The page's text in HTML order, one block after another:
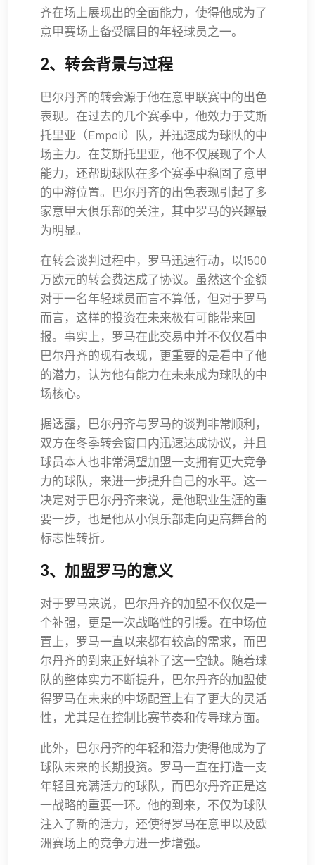
齐在场上展现出的全面能力，使得他成为了
意甲赛场上备受瞩目的年轻球员之一。
2、转会背景与过程
巴尔丹齐的转会源于他在意甲联赛中的出色
表现。在过去的几个赛季中，他效力于艾斯
托里亚（Empoli）队，并迅速成为球队的中
场主力。在艾斯托里亚，他不仅展现了个人
能力，还帮助球队在多个赛季中稳固了意甲
的中游位置。巴尔丹齐的出色表现引起了多
家意甲大俱乐部的关注，其中罗马的兴趣最
为明显。
在转会谈判过程中，罗马迅速行动，以1500
万欧元的转会费达成了协议。虽然这个金额
对于一名年轻球员而言不算低，但对于罗马
而言，这样的投资在未来极有可能带来回
报。事实上，罗马在此交易中并不仅仅看中
巴尔丹齐的现有表现，更重要的是看中了他
的潜力，认为他有能力在未来成为球队的中
场核心。
据透露，巴尔丹齐与罗马的谈判非常顺利，
双方在冬季转会窗口内迅速达成协议，并且
球员本人也非常渴望加盟一支拥有更大竞争
力的球队，来进一步提升自己的水平。这一
决定对于巴尔丹齐来说，是他职业生涯的重
要一步，也是他从小俱乐部走向更高舞台的
标志性转折。
3、加盟罗马的意义
对于罗马来说，巴尔丹齐的加盟不仅仅是一
个补强，更是一次战略性的引援。在中场位
置上，罗马一直以来都有较高的需求，而巴
尔丹齐的到来正好填补了这一空缺。随着球
队的整体实力不断提升，巴尔丹齐的加盟使
得罗马在未来的中场配置上有了更大的灵活
性，尤其是在控制比赛节奏和传导球方面。
此外，巴尔丹齐的年轻和潜力使得他成为了
球队未来的长期投资。罗马一直在打造一支
年轻且充满活力的球队，而巴尔丹齐正是这
一战略的重要一环。他的到来，不仅为球队
注入了新的活力，还使得罗马在意甲以及欧
洲赛场上的竞争力进一步增强。